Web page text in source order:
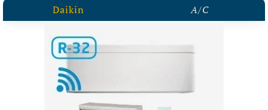
Daikin A/C